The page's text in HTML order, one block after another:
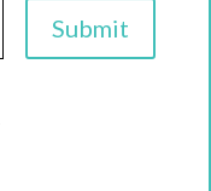
Submit